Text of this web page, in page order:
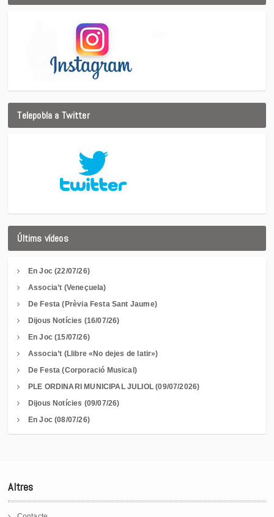
Telepobla a Twitter
Últims vídeos
En Joc (22/07/26)
Associa’t (Veneçuela)
De Festa (Prèvia Festa Sant Jaume)
Dijous Notícies (16/07/26)
En Joc (15/07/26)
Associa’t (Llibre «No dejes de latir»)
De Festa (Corporació Musical)
PLE ORDINARI MUNICIPAL JULIOL (09/07/2026)
Dijous Notícies (09/07/26)
En Joc (08/07/26)
Altres